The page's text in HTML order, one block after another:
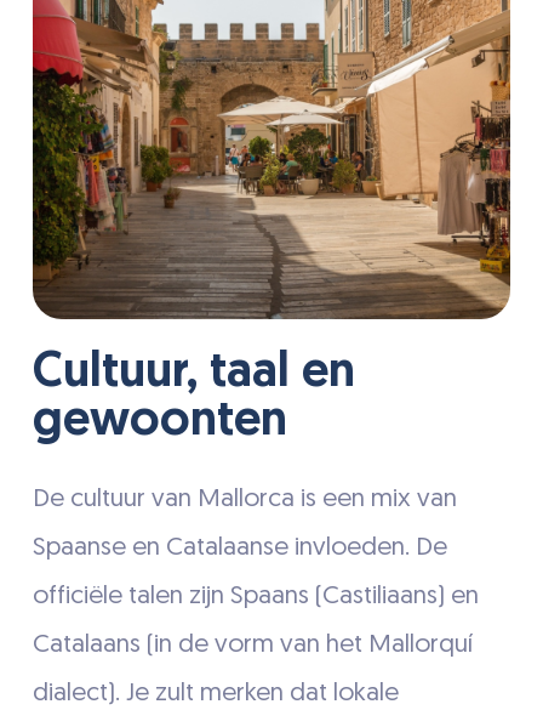
Cultuur, taal en
gewoonten
De cultuur van Mallorca is een mix van
Spaanse en Catalaanse invloeden. De
officiële talen zijn Spaans (Castiliaans) en
Catalaans (in de vorm van het Mallorquí
dialect). Je zult merken dat lokale